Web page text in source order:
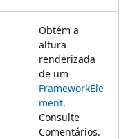
Obtém a
altura
renderizada
de um
FrameworkEle
ment.
Consulte
Comentários.